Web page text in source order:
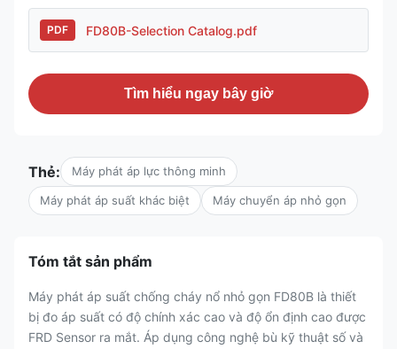
PDF FD80B-Selection Catalog.pdf
Tìm hiểu ngay bây giờ
Thẻ: Máy phát áp lực thông minh
Máy phát áp suất khác biệt Máy chuyển áp nhỏ gọn
Tóm tắt sản phẩm
Máy phát áp suất chống cháy nổ nhỏ gọn FD80B là thiết
bị đo áp suất có độ chính xác cao và độ ổn định cao được
FRD Sensor ra mắt. Áp dụng công nghệ bù kỹ thuật số và